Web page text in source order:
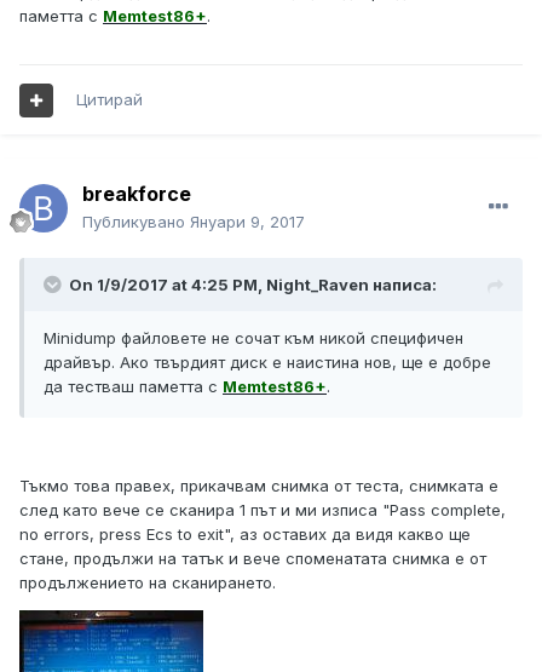
паметта с Memtest86+.
Цитирай
breakforce
Публикувано Януари 9, 2017
On 1/9/2017 at 4:25 PM, Night_Raven написа:
Minidump файловете не сочат към никой специфичен
драйвър. Ако твърдият диск е наистина нов, ще е добре
да тестваш паметта с Memtest86+.
Тъкмо това правех, прикачвам снимка от теста, снимката е
след като вече се сканира 1 път и ми изписа "Pass complete,
no errors, press Ecs to exit", аз оставих да видя какво ще
стане, продължи на татък и вече споменатата снимка е от
продължението на сканирането.